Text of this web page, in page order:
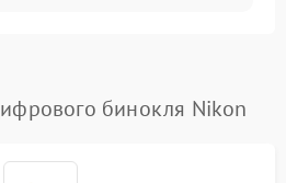
бинокля Nikon